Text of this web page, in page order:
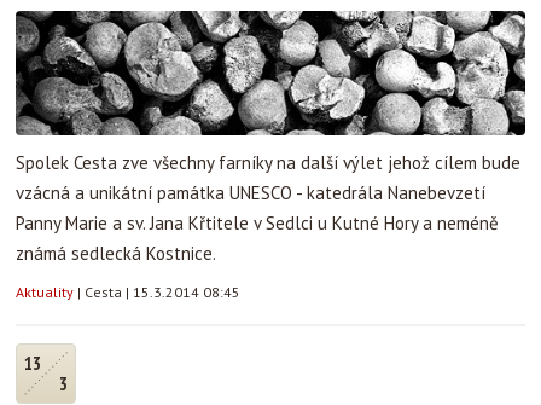
Spolek Cesta zve všechny farníky na další výlet jehož cílem bude
vzácná a unikátní památka UNESCO - katedrála Nanebevzetí
Panny Marie a sv. Jana Křtitele v Sedlci u Kutné Hory a neméně
známá sedlecká Kostnice.
Aktuality | Cesta | 15.3.2014 08:45
13
3